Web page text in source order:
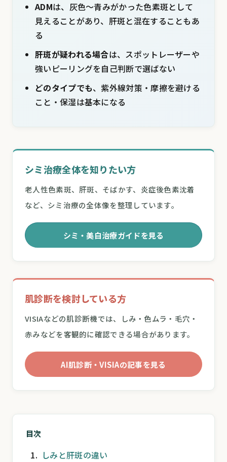
ADMは、灰色〜青みがかった色素斑として
見えることがあり、肝斑と混在することもあ
る
肝斑が疑われる場合は、スポットレーザーや
強いピーリングを自己判断で選ばない
どのタイプでも、紫外線対策・摩擦を避ける
こと・保湿は基本になる
シミ治療全体を知りたい方
老人性色素斑、肝斑、そばかす、炎症後色素沈着
など、シミ治療の全体像を整理しています。
シミ・美白治療ガイドを見る
肌診断を検討している方
VISIAなどの肌診断機では、しみ・色ムラ・毛穴・
赤みなどを客観的に確認できる場合があります。
AI肌診断・VISIAの記事を見る
目次
しみと肝斑の違い